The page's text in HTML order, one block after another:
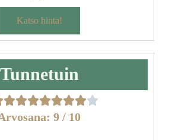
Katso hinta!
Tunnetuin
9 / 10